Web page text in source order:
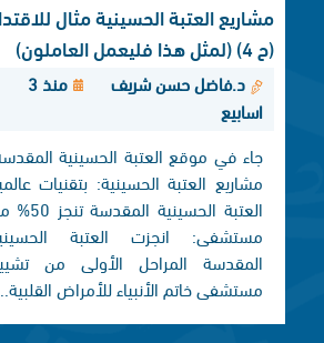
مشاريع العتبة الحسينية مثال للاقتداء
(ح 4) (لمثل هذا فليعمل العاملون)
د.فاضل حسن شريف
منذ 3
اسابيع
جاء في موقع العتبة الحسينية المقدسة:
مشاريع العتبة الحسينية: بتقنيات عالمية
العتبة الحسينية المقدسة تنجز 50% من
مستشفى: انجزت العتبة الحسينية
المقدسة المراحل الأولى من تشييد
مستشفى خاتم الأنبياء للأمراض القلبية...